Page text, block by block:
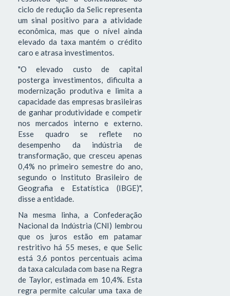
ciclo de redução da Selic representa
um sinal positivo para a atividade
econômica, mas que o nível ainda
elevado da taxa mantém o crédito
caro e atrasa investimentos.
"O elevado custo de capital
posterga investimentos, dificulta a
modernização produtiva e limita a
capacidade das empresas brasileiras
de ganhar produtividade e competir
nos mercados interno e externo.
Esse quadro se reflete no
desempenho da indústria de
transformação, que cresceu apenas
0,4% no primeiro semestre do ano,
segundo o Instituto Brasileiro de
Geografia e Estatística (IBGE)",
disse a entidade.
Na mesma linha, a Confederação
Nacional da Indústria (CNI) lembrou
que os juros estão em patamar
restritivo há 55 meses, e que Selic
está 3,6 pontos percentuais acima
da taxa calculada com base na Regra
de Taylor, estimada em 10,4%. Esta
regra permite calcular uma taxa de